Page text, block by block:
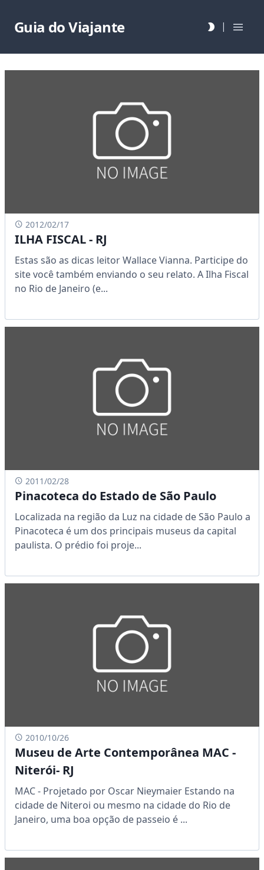
Guia do Viajante |
2012/02/17
ILHA FISCAL - RJ
Estas são as dicas leitor Wallace Vianna. Participe do
site você também enviando o seu relato. A Ilha Fiscal
no Rio de Janeiro (e...
2011/02/28
Pinacoteca do Estado de São Paulo
Localizada na região da Luz na cidade de São Paulo a
Pinacoteca é um dos principais museus da capital
paulista. O prédio foi proje...
2010/10/26
Museu de Arte Contemporânea MAC -
Niterói- RJ
MAC - Projetado por Oscar Nieymaier Estando na
cidade de Niteroi ou mesmo na cidade do Rio de
Janeiro, uma boa opção de passeio é ...